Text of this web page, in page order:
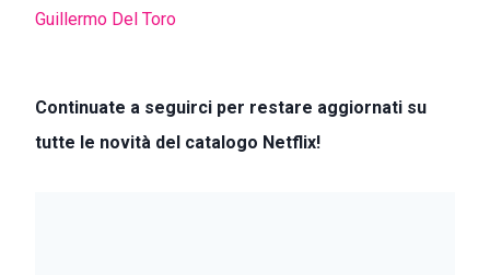
Guillermo Del Toro
Continuate a seguirci per restare aggiornati su
tutte le novità del catalogo Netflix!